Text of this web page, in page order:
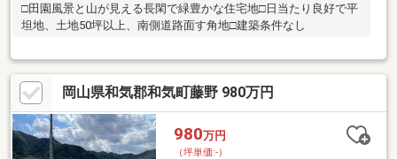
□田園風景と山が見える長閑で緑豊かな住宅地□日当たり良好で平
坦地、土地50坪以上、南側道路面す角地□建築条件なし
岡山県和気郡和気町藤野 980万円
980万円
（坪単価:-）